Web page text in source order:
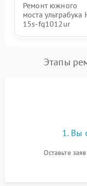
Ремонт южного
моста ультрабука
15s-fq1012ur
Этапы
1. Вы
Оставьте